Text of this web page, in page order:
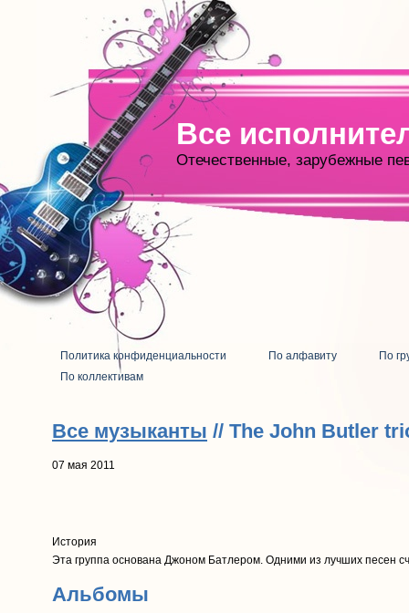
Все
Отечественные, зарубежные
Политика конфиденциальности По алфавиту
По
По коллективам
Все музыканты // The John Butler
07 мая 2011
История
Эта группа основана Джоном Батлером. Одними из лучших песен
Альбомы